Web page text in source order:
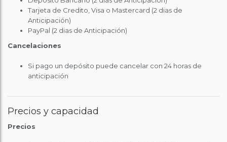
Tarjeta de Credito, Visa o Mastercard (2 dias de
Anticipación)
PayPal (2 dias de Anticipación)
Cancelaciones
Si pago un depósito puede cancelar con 24 horas de
anticipación
Precios y capacidad
Precios